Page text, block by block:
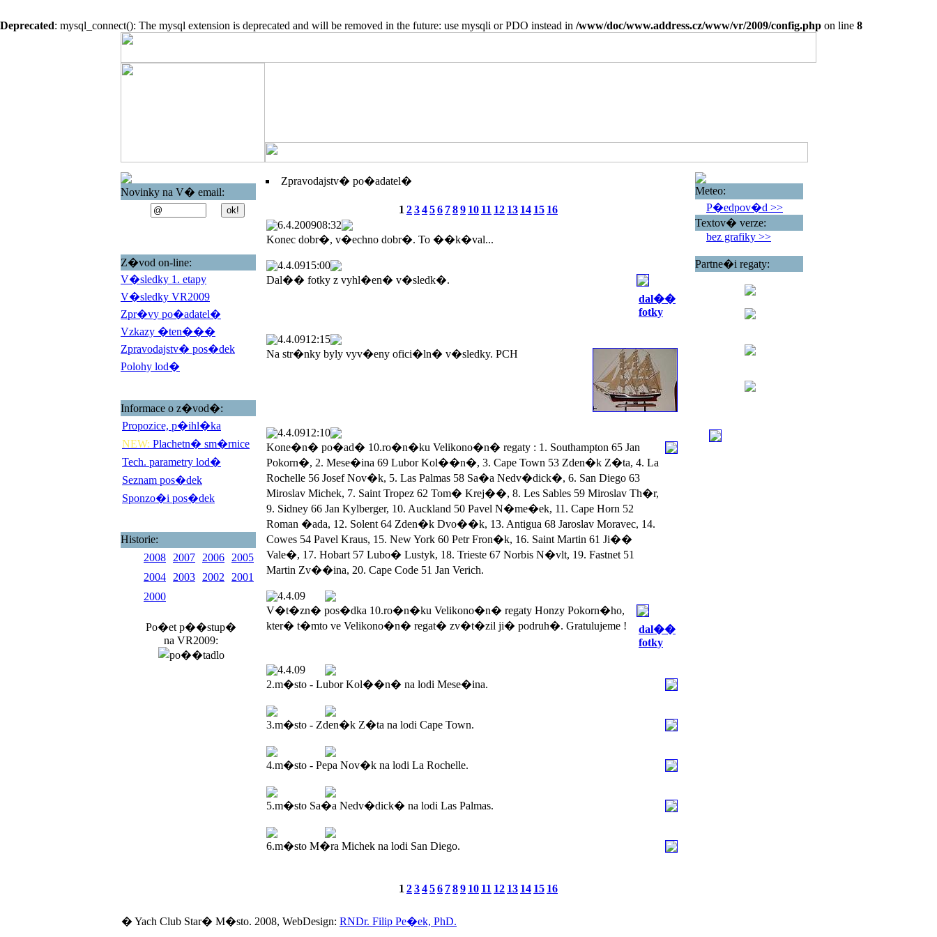
Deprecated: mysql_connect(): The mysql extension is deprecated and will be removed in the future: use mysqli or PDO instead in /www/doc/www.address.cz/www/vr/2009/config.php on line 8
Novinky na V� email:
Z�vod on-line:
V�sledky 1. etapy
V�sledky VR2009
Zpr�vy po�adatel�
Vzkazy �ten���
Zpravodajstv� pos�dek
Polohy lod�
Informace o z�vod�:
Propozice, p�ihl�ka
NEW: Plachetn� sm�rnice
Tech. parametry lod�
Seznam pos�dek
Sponzo�i pos�dek
Historie:
2008
2007 2006
2005
2004
2003 2002
2001
2000
Po�et p��stup�
na VR2009:
Zpravodajstv� po�adatel�
1 23456 789 10 11 12 13 14 15 16
6.4.200908:32
Konec dobr�, v�echno dobr�. To ��k�val...
4.4.0915:00
Dal�� fotky z vyhl�en� v�sledk�.
dal��
fotky
4.4.0912:15
Na str�nky byly vyv�eny ofici�ln� v�sledky. PCH
4.4.0912:10
Kone�n� po�ad� 10.ro�n�ku Velikono�n� regaty : 1. Southampton 65 Jan
Pokorn�, 2. Mese�ina 69 Lubor Kol��n�, 3. Cape Town 53 Zden�k Z�ta, 4. La
Rochelle 56 Josef Nov�k, 5. Las Palmas 58 Sa�a Nedv�dick�, 6. San Diego 63
Miroslav Michek, 7. Saint Tropez 62 Tom� Krej��, 8. Les Sables 59 Miroslav Th�r,
9. Sidney 66 Jan Kylberger, 10. Auckland 50 Pavel N�me�ek, 11. Cape Horn 52
Roman �ada, 12. Solent 64 Zden�k Dvo��k, 13. Antigua 68 Jaroslav Moravec, 14.
Cowes 54 Pavel Kraus, 15. New York 60 Petr Fron�k, 16. Saint Martin 61 Ji��
Vale�, 17. Hobart 57 Lubo� Lustyk, 18. Trieste 67 Norbis N�vlt, 19. Fastnet 51
Martin Zv��ina, 20. Cape Code 51 Jan Verich.
4.4.09
V�t�zn� pos�dka 10.ro�n�ku Velikono�n� regaty Honzy Pokorn�ho,
kter� t�mto ve Velikono�n� regat� zv�t�zil ji� podruh�. Gratulujeme !
dal��
fotky
4.4.09
2.m�sto - Lubor Kol��n� na lodi Mese�ina.
3.m�sto - Zden�k Z�ta na lodi Cape Town.
4.m�sto - Pepa Nov�k na lodi La Rochelle.
5.m�sto Sa�a Nedv�dick� na lodi Las Palmas.
6.m�sto M�ra Michek na lodi San Diego.
1 23456 789 10 11 12 13 14 15 16
Meteo:
P�edpov�d >>
Textov� verze:
bez grafiky >>
Partne�i regaty:
� Yach Club Star� M�sto. 2008, WebDesign: RNDr. Filip Pe�ek, PhD.